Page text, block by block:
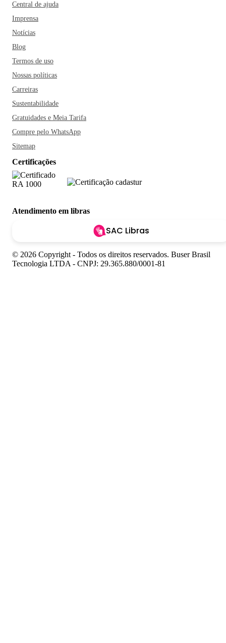
Central de ajuda
Imprensa
Notícias
Blog
Termos de uso
Nossas políticas
Carreiras
Sustentabilidade
Gratuidades e Meia Tarifa
Compre pelo WhatsApp
Sitemap
Certificações
Atendimento em libras
SAC Libras
© 2026 Copyright - Todos os direitos reservados. Buser Brasil
Tecnologia LTDA - CNPJ: 29.365.880/0001-81